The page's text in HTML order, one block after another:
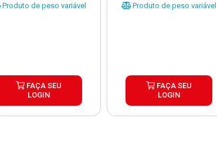
Produto de peso variável
FAÇA SEU
LOGIN
Produto de peso variável
FAÇA SEU
LOGIN